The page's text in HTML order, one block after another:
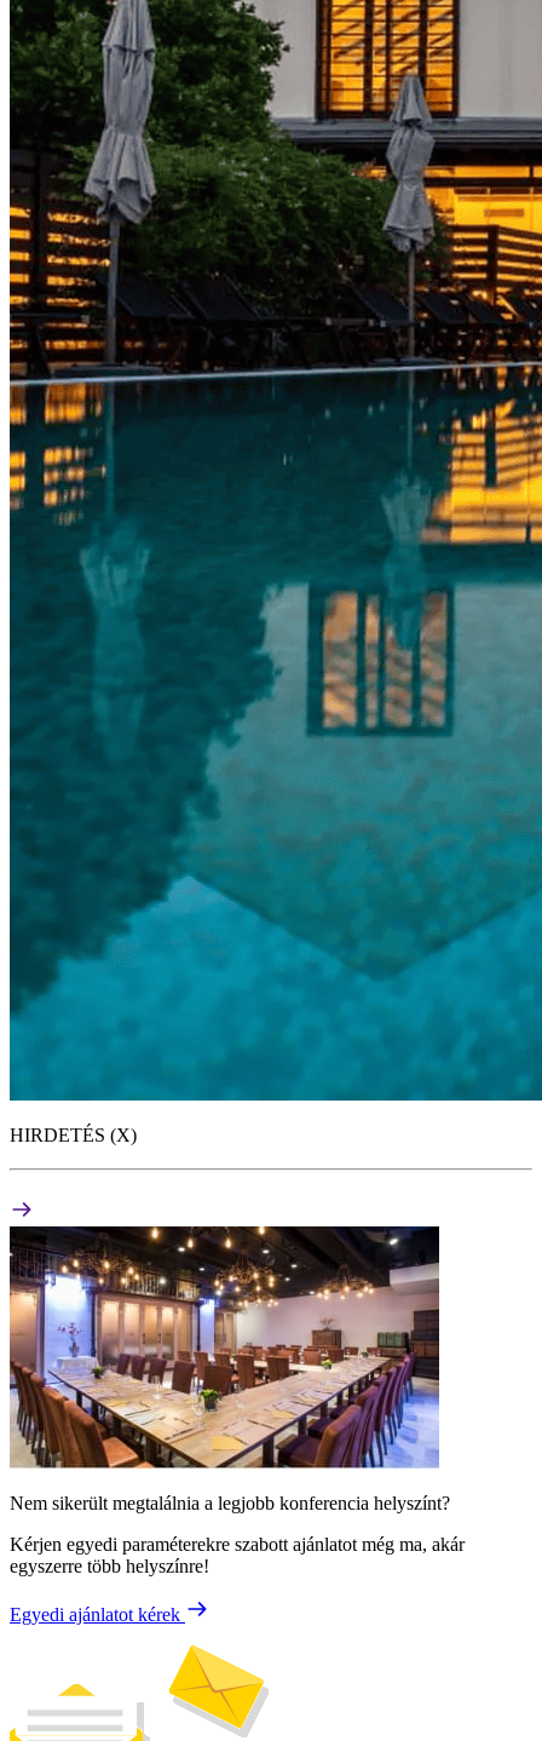
HIRDETÉS (X)
Nem sikerült megtalálnia a legjobb konferencia helyszínt?
Kérjen egyedi paraméterekre szabott ajánlatot még ma, akár
egyszerre több helyszínre!
Egyedi ajánlatot kérek